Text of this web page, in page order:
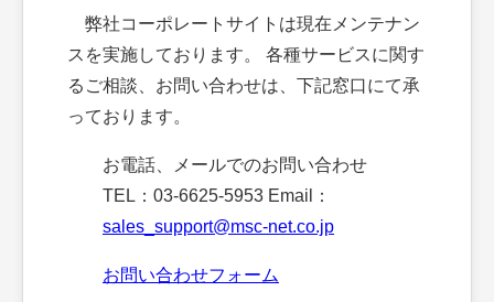
弊社コーポレートサイトは現在メンテナン
スを実施しております。 各種サービスに関す
るご相談、お問い合わせは、下記窓口にて承
っております。
お電話、メールでのお問い合わせ
TEL：03-6625-5953 Email：
sales_support@msc-net.co.jp
お問い合わせフォーム